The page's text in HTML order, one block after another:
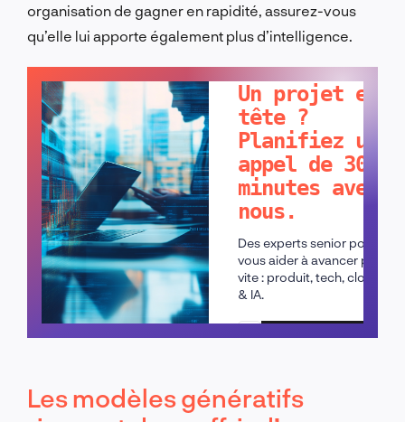
organisation de gagner en rapidité, assurez-vous
qu’elle lui apporte également plus d’intelligence.
Un projet en
tête ?
Planifiez un
appel de 30
minutes avec
nous.
Des experts senior pour
vous aider à avancer plus
vite : produit, tech, cloud
& IA.
Planifier un appel
Les modèles génératifs